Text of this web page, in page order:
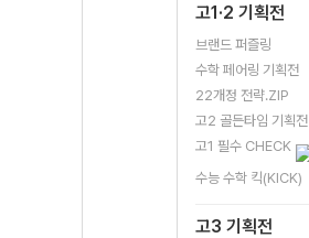
고1·2 기획전
브랜드 퍼즐링
수학 페어링 기획전
22개정 전략.ZIP
고2 골든타임 기획전
고1 필수 CHECK
수능 수학 킥(KICK)
고3 기획전